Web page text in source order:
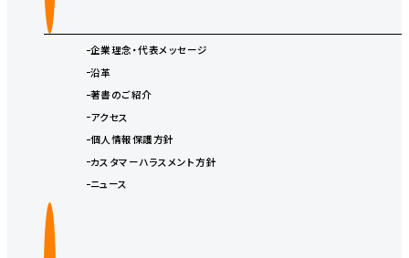
企業理念・代表メッセージ
沿革
著書のご紹介
アクセス
個人情報保護方針
カスタマーハラスメント方針
ニュース